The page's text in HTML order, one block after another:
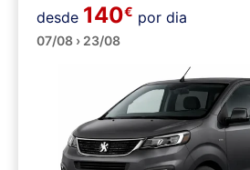
Carrinhas
desde 140€ por dia
07/08 › 23/08